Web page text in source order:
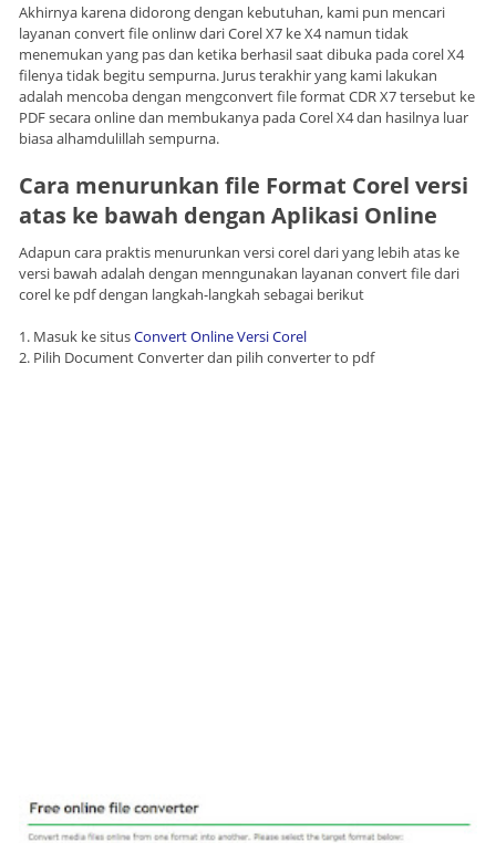
Akhirnya karena didorong dengan kebutuhan, kami pun mencari
layanan convert file onlinw dari Corel X7 ke X4 namun tidak
menemukan yang pas dan ketika berhasil saat dibuka pada corel X4
filenya tidak begitu sempurna. Jurus terakhir yang kami lakukan
adalah mencoba dengan mengconvert file format CDR X7 tersebut ke
PDF secara online dan membukanya pada Corel X4 dan hasilnya luar
biasa alhamdulillah sempurna.
Cara menurunkan file Format Corel versi
atas ke bawah dengan Aplikasi Online
Adapun cara praktis menurunkan versi corel dari yang lebih atas ke
versi bawah adalah dengan menngunakan layanan convert file dari
corel ke pdf dengan langkah-langkah sebagai berikut
1. Masuk ke situsConvert Online Versi Corel
2. Pilih Document Converter dan pilih converter to pdf